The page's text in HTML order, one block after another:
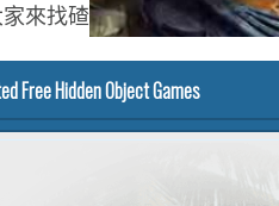
來找碴